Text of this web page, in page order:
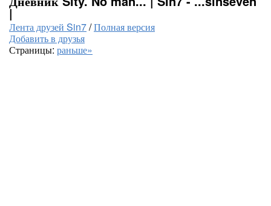
|
Лента друзей Sin7/Полная версия
Добавить в друзья
Страницы: раньше»